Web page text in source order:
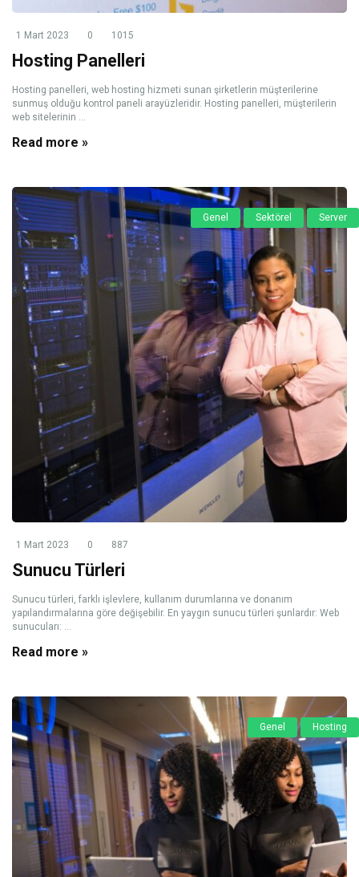
1 Mart 2023 0 1015
Hosting Panelleri
Hosting panelleri, web hosting hizmeti sunan şirketlerin müşterilerine
sunmuş olduğu kontrol paneli arayüzleridir. Hosting panelleri, müşterilerin
web sitelerinin ...
Read more »
Genel Sektörel Server
1 Mart 2023 0 887
Sunucu Türleri
Sunucu türleri, farklı işlevlere, kullanım durumlarına ve donanım
yapılandırmalarına göre değişebilir. En yaygın sunucu türleri şunlardır: Web
sunucuları: ...
Read more »
Genel Hosting